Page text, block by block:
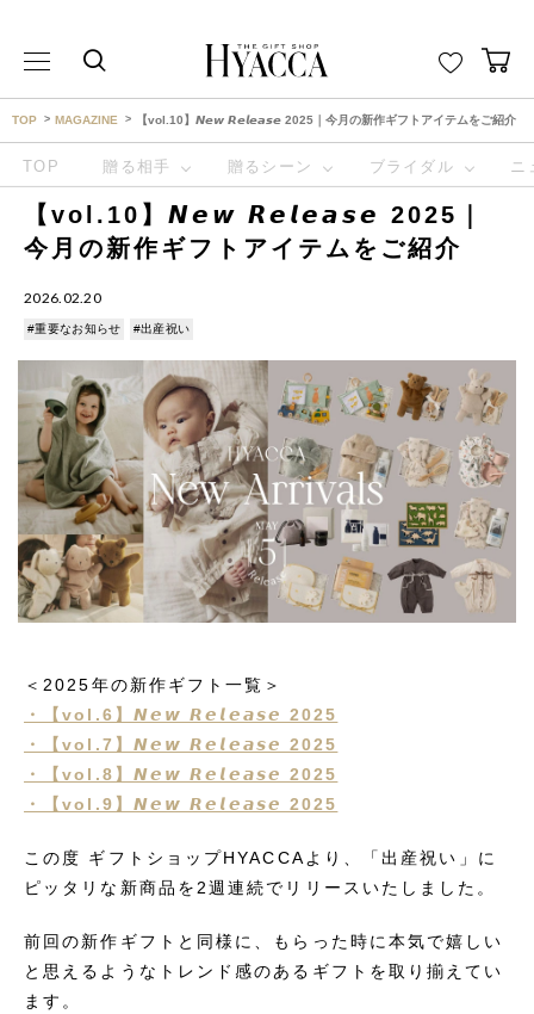
TOP MAGAZINE 【vol.10】𝙉𝙚𝙬 𝙍𝙚𝙡𝙚𝙖𝙨𝙚 2025｜今月の新作ギフトアイテムをご紹介
TOP 贈る相手 贈るシーン ブライダル ニ
【vol.10】𝙉𝙚𝙬 𝙍𝙚𝙡𝙚𝙖𝙨𝙚 2025｜
今月の新作ギフトアイテムをご紹介
2026.02.20
#重要なお知らせ #出産祝い
＜2025年の新作ギフト一覧＞
・【vol.6】𝙉𝙚𝙬 𝙍𝙚𝙡𝙚𝙖𝙨𝙚 2025
・【vol.7】𝙉𝙚𝙬 𝙍𝙚𝙡𝙚𝙖𝙨𝙚 2025
・【vol.8】𝙉𝙚𝙬 𝙍𝙚𝙡𝙚𝙖𝙨𝙚 2025
・【vol.9】𝙉𝙚𝙬 𝙍𝙚𝙡𝙚𝙖𝙨𝙚 2025
この度 ギフトショップHYACCAより、「出産祝い」に
ピッタリな新商品を2週連続でリリースいたしました。
前回の新作ギフトと同様に、もらった時に本気で嬉しい
と思えるようなトレンド感のあるギフトを取り揃えてい
ます。